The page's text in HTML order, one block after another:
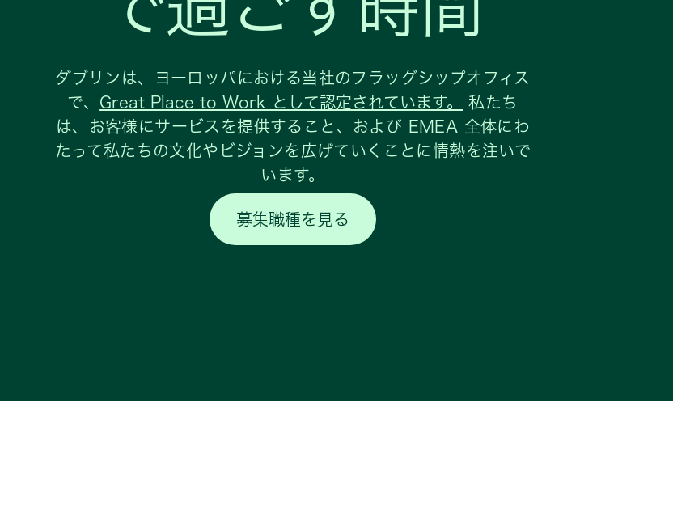
ダブリンは、ヨーロッパにおける当社のフラッグシップオフィス
で、 Great Place to Work として認定されています。
私たち
は、お客様にサービスを提供すること、および EMEA 全体にわ
たって私たちの文化やビジョンを広げていくことに情熱を注いで
います。
募集職種を見る